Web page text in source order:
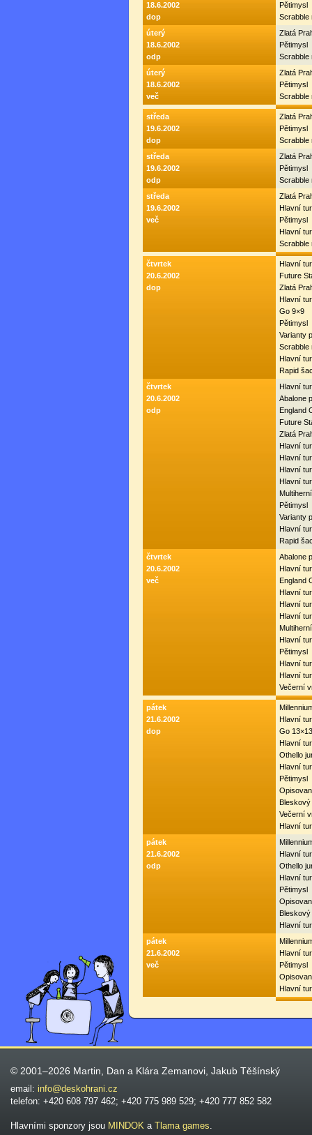
18.6.2002
dop
Pětimysl
Scrabble
úterý
18.6.2002
odp
Zlatá
Pětimysl
Scrabble
úterý
18.6.2002
več
Zlatá
Pětimysl
Scrabble
středa
19.6.2002
dop
Zlatá
Pětimysl
Scrabble
středa
19.6.2002
odp
Zlatá
Pětimysl
Scrabble
středa
19.6.2002
več
Zlatá
Hlavní
Pětimysl
Hlavní
Scrabble
čtvrtek
20.6.2002
dop
Hlavní
Future
Zlatá
Hlavní
Go 9×9
Pětimysl
Varianty
Scrabble
Hlavní
Rapid
čtvrtek
20.6.2002
odp
Hlavní
Abalone
England
Future
Zlatá
Hlavní
Hlavní
Hlavní
Hlavní
Pětimysl
Varianty
Hlavní
Rapid
čtvrtek
20.6.2002
več
Abalone
Hlavní
England
Hlavní
Hlavní
Hlavní
Hlavní
Pětimysl
Hlavní
Hlavní
Večerní
pátek
21.6.2002
dop
Hlavní
Go 13×13
Hlavní
Othello
Hlavní
Pětimysl
Večerní
Hlavní
pátek
21.6.2002
odp
Hlavní
Othello
Hlavní
Pětimysl
Hlavní
pátek
21.6.2002
več
Hlavní
Pětimysl
Hlavní
© 2001–2026 Martin, Dan a Klára Zemanovi, Jakub Těšínský
email: info@deskohrani.cz
telefon: +420 608 797 462; +420 775 989 529; +420 777 852 582
Hlavními sponzory jsou MINDOK a Tlama games.